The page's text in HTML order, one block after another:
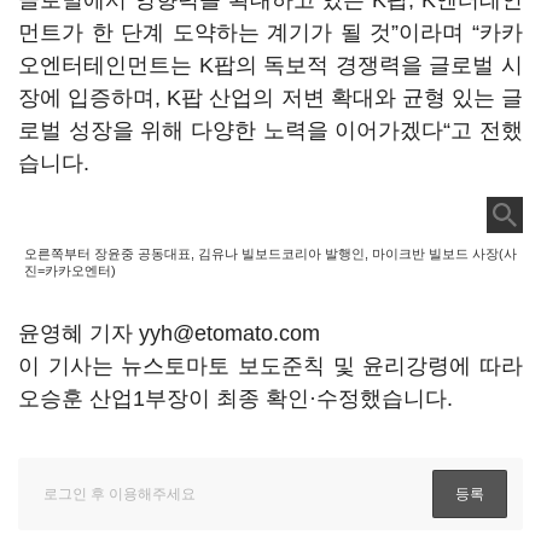
먼트가 한 단계 도약하는 계기가 될 것”이라며 “카카
오엔터테인먼트는 K팝의 독보적 경쟁력을 글로벌 시
장에 입증하며, K팝 산업의 저변 확대와 균형 있는 글
로벌 성장을 위해 다양한 노력을 이어가겠다“고 전했
습니다.
오른쪽부터 장윤중 공동대표, 김유나 빌보드코리아 발행인, 마이크반 빌보드 사장(사
진=카카오엔터)
윤영혜 기자 yyh@etomato.com
이 기사는 뉴스토마토 보도준칙 및 윤리강령에 따라
오승훈 산업1부장이 최종 확인·수정했습니다.